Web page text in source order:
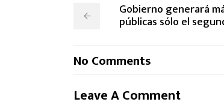
Gobierno generará
públicas sólo el
No Comments
Leave A Comment